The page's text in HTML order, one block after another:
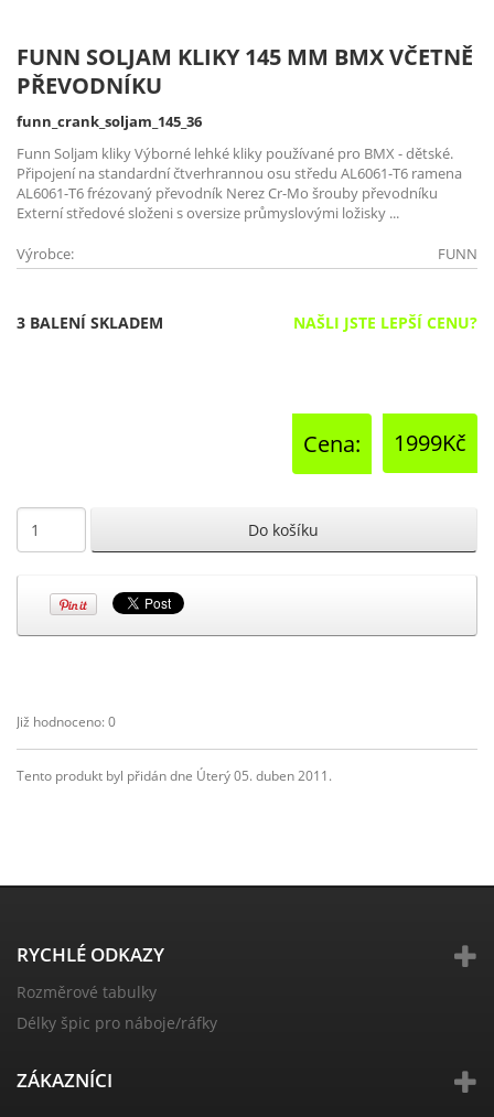
FUNN SOLJAM KLIKY 145 MM BMX VČETNĚ
PŘEVODNÍKU
funn_crank_soljam_145_36
Funn Soljam kliky Výborné lehké kliky používané pro BMX - dětské.
Připojení na standardní čtverhrannou osu středu AL6061-T6 ramena
AL6061-T6 frézovaný převodník Nerez Cr-Mo šrouby převodníku
Externí středové složeni s oversize průmyslovými ložisky ...
Výrobce: FUNN
3 BALENÍ SKLADEM NAŠLI JSTE LEPŠÍ CENU?
1999Kč
Cena:
Již hodnoceno: 0
Tento produkt byl přidán dne Úterý 05. duben 2011.
RYCHLÉ ODKAZY
Rozměrové tabulky
Délky špic pro náboje/ráfky
ZÁKAZNÍCI